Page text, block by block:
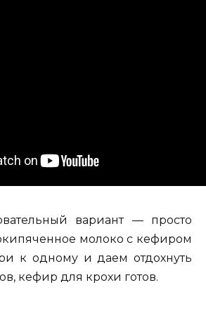
вариант — просто
молоко с кефиром
к одному и даем отдохнуть
кефир для крохи готов.